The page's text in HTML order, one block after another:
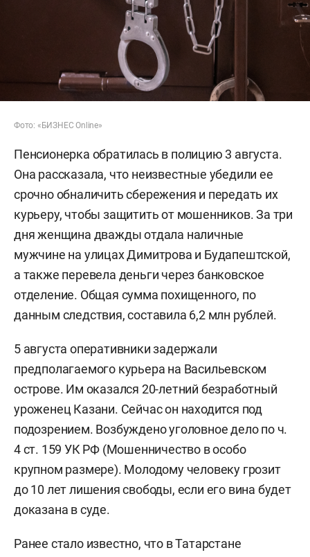
Фото: «БИЗНЕС Online»
Пенсионерка обратилась в полицию 3 августа.
Она рассказала, что неизвестные убедили ее
срочно обналичить сбережения и передать их
курьеру, чтобы защитить от мошенников. За три
дня женщина дважды отдала наличные
мужчине на улицах Димитрова и Будапештской,
а также перевела деньги через банковское
отделение. Общая сумма похищенного, по
данным следствия, составила 6,2 млн рублей.
5 августа оперативники задержали
предполагаемого курьера на Васильевском
острове. Им оказался 20-летний безработный
уроженец Казани. Сейчас он находится под
подозрением. Возбуждено уголовное дело по ч.
4 ст. 159 УК РФ (Мошенничество в особо
крупном размере). Молодому человеку грозит
до 10 лет лишения свободы, если его вина будет
доказана в суде.
Ранее стало известно, что в Татарстане